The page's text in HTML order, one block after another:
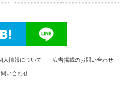
人情報について 広告掲載のお問い合わせ
問い合わせ